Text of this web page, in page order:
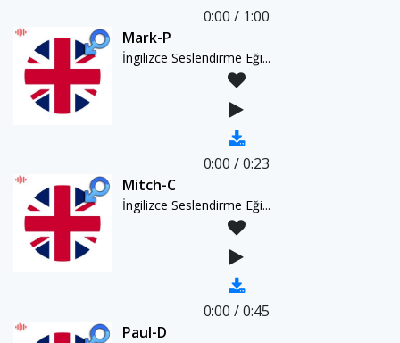
0:00 / 1:00
Mark-P
İngilizce Seslendirme Eği...
0:00 /0:23
Mitch-C
İngilizce Seslendirme Eği...
0:00 /0:45
Paul-D